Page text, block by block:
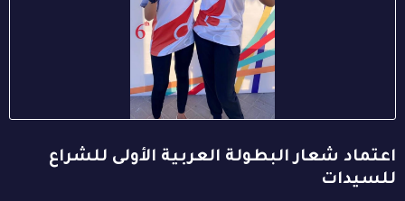
اعتماد شعار البطولة العربية الأولى للشراع
للسيدات